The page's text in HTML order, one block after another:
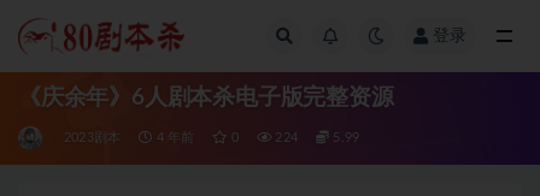
登录
《庆余年》6人剧本杀电子版完整资源
2023剧本 4 年前 0 224 5.99